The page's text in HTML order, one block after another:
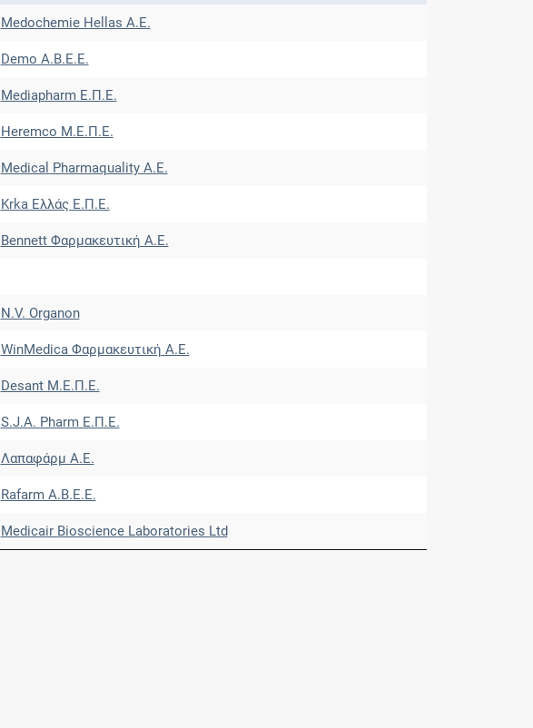
Medochemie Hellas Α.Ε.
Demo Α.Β.Ε.Ε.
Mediapharm Ε.Π.Ε.
Heremco Μ.Ε.Π.Ε.
Medical Pharmaquality Α.Ε.
Krka Ελλάς Ε.Π.Ε.
Bennett Φαρμακευτική A.E.
N.V. Organon
WinMedica Φαρμακευτική Α.Ε.
Desant Μ.Ε.Π.Ε.
S.J.A. Pharm Ε.Π.Ε.
Λαπαφάρμ Α.Ε.
Rafarm Α.Β.Ε.Ε.
Medicair Bioscience Laboratories Ltd